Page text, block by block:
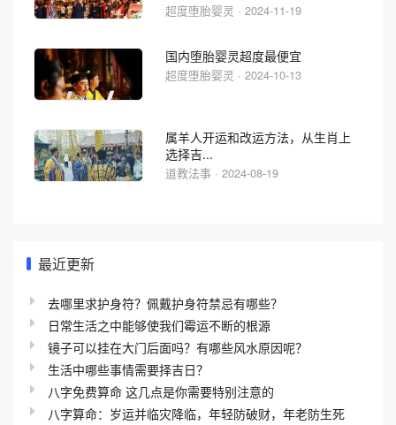
超度堕胎婴灵 · 2024-11-19
国内堕胎婴灵超度最便宜
超度堕胎婴灵 · 2024-10-13
属羊人开运和改运方法，从生肖上
选择吉...
道教法事 · 2024-08-19
最近更新
去哪里求护身符？佩戴护身符禁忌有哪些？
日常生活之中能够使我们霉运不断的根源
镜子可以挂在大门后面吗？有哪些风水原因呢？
生活中哪些事情需要择吉日？
八字免费算命 这几点是你需要特别注意的
八字算命：岁运并临灾降临，年轻防破财，年老防生死